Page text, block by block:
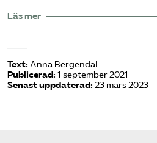
Läs mer
Text: Anna Bergendal
Publicerad: 1 september 2021
Senast uppdaterad: 23 mars 2023